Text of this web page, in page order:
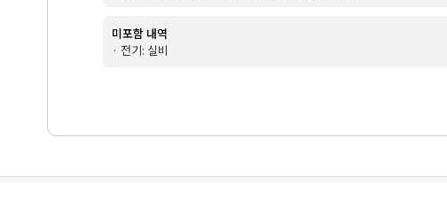
미포함 내역
· 전기: 실비